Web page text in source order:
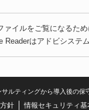
ァイルをご覧になるた
Readerはアドビシステ
ルティングから導入後の
針
情報セキュリティ基